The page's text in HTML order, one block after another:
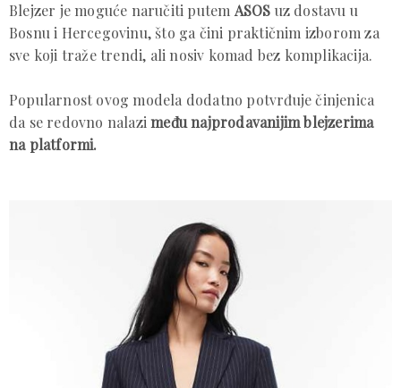
Blejzer je moguće naručiti putem ASOS uz dostavu u
Bosnu i Hercegovinu, što ga čini praktičnim izborom za
sve koji traže trendi, ali nosiv komad bez komplikacija.
Popularnost ovog modela dodatno potvrđuje činjenica
da se redovno nalazimeđu najprodavanijim blejzerima
na platformi.